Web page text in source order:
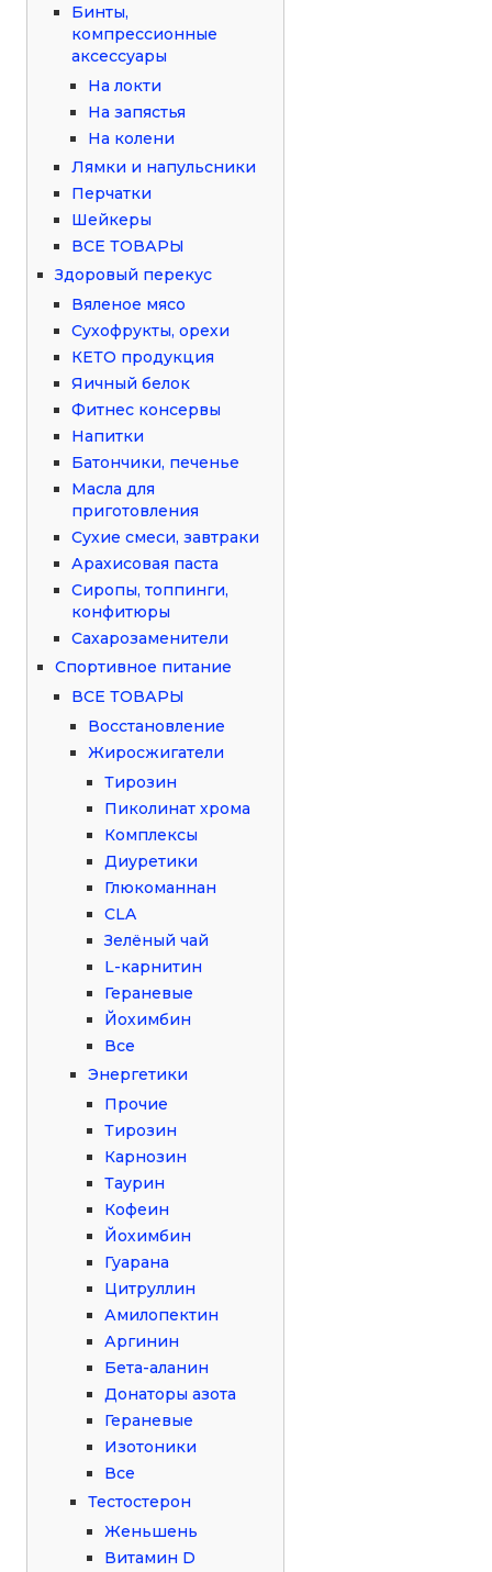
Бинты,
компрессионные
аксессуары
На локти
На запястья
На колени
Лямки и напульсники
Перчатки
Шейкеры
ВСЕ ТОВАРЫ
Здоровый перекус
Вяленое мясо
Сухофрукты, орехи
КЕТО продукция
Яичный белок
Фитнес консервы
Напитки
Батончики, печенье
Масла для
приготовления
Сухие смеси, завтраки
Арахисовая паста
Сиропы, топпинги,
конфитюры
Сахарозаменители
Спортивное питание
ВСЕ ТОВАРЫ
Восстановление
Жиросжигатели
Тирозин
Пиколинат хрома
Комплексы
Диуретики
Глюкоманнан
CLA
Зелёный чай
L-карнитин
Гераневые
Йохимбин
Все
Энергетики
Прочие
Тирозин
Карнозин
Таурин
Кофеин
Йохимбин
Гуарана
Цитруллин
Амилопектин
Аргинин
Бета-аланин
Донаторы азота
Гераневые
Изотоники
Все
Тестостерон
Женьшень
Витамин D